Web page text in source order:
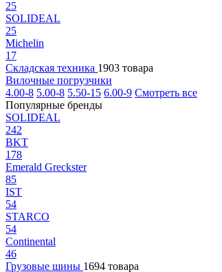
25
SOLIDEAL
25
Michelin
17
Складская техника 1903 товара
Вилочные погрузчики
4.00-8 5.00-8 5.50-15 6.00-9 Смотреть все
Популярные бренды
SOLIDEAL
242
BKT
178
Emerald Greckster
85
IST
54
STARCO
54
Continental
46
Грузовые шины 1694 товара